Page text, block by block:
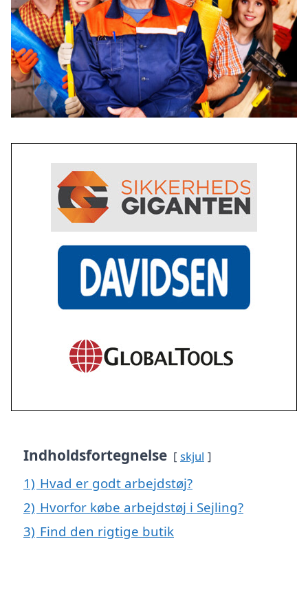
Indholdsfortegnelse skjul
1) Hvad er godt arbejdstøj?
2) Hvorfor købe arbejdstøj i Sejling?
3) Find den rigtige butik